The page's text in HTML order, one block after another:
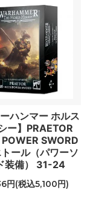
ーハンマー ホルス
ー】PRAETOR
SWORD
ール（パワーソ
装備） 31-24
円(税込5,100円)